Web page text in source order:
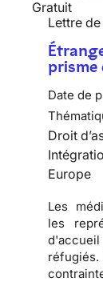
Gratuit
Lettre de
prisme
Date de
Droit
Europe
Les
les
d'accueil
réfugiés.